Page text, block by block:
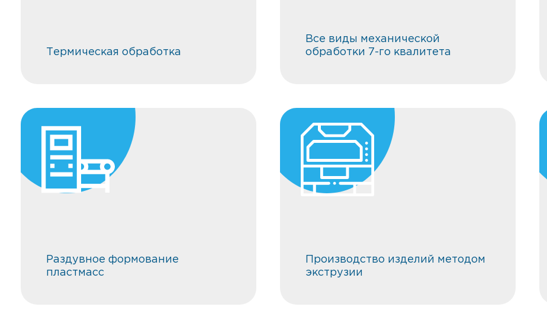
Термическая обработка
Все виды механической
обработки 7-го квалитета
Раздувное формование
пластмасс
Производство изделий методом
экструзии